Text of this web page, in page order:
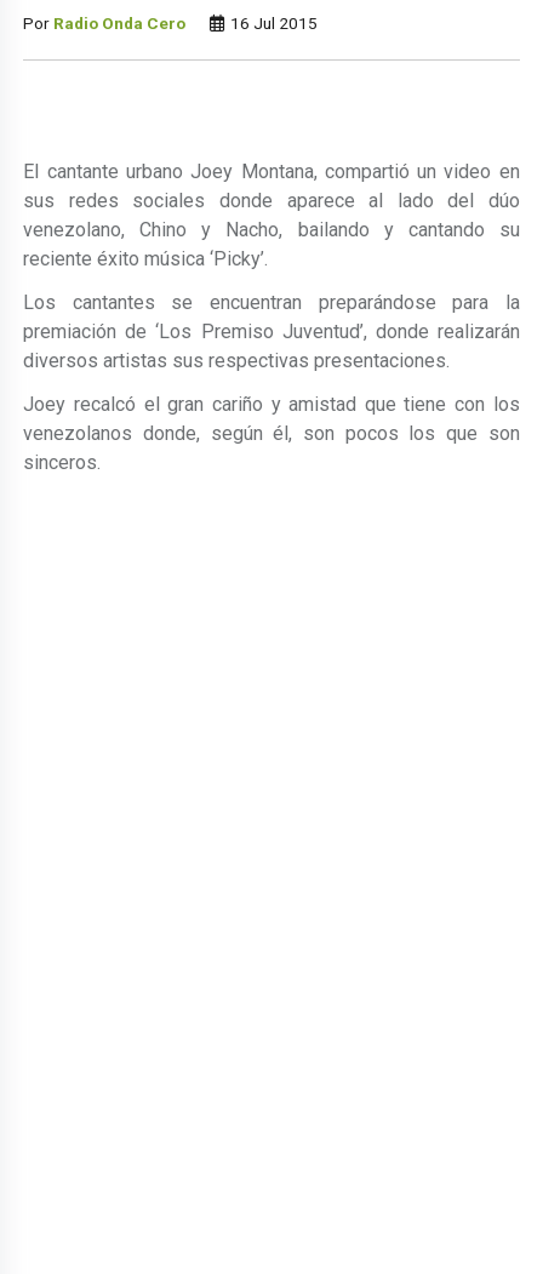
Por Radio Onda Cero 16 Jul 2015
El cantante urbano Joey Montana, compartió un video en
sus redes sociales donde aparece al lado del dúo
venezolano, Chino y Nacho, bailando y cantando su
reciente éxito música ‘Picky’.
Los cantantes se encuentran preparándose para la
premiación de ‘Los Premiso Juventud’, donde realizarán
diversos artistas sus respectivas presentaciones.
Joey recalcó el gran cariño y amistad que tiene con los
venezolanos donde, según él, son pocos los que son
sinceros.